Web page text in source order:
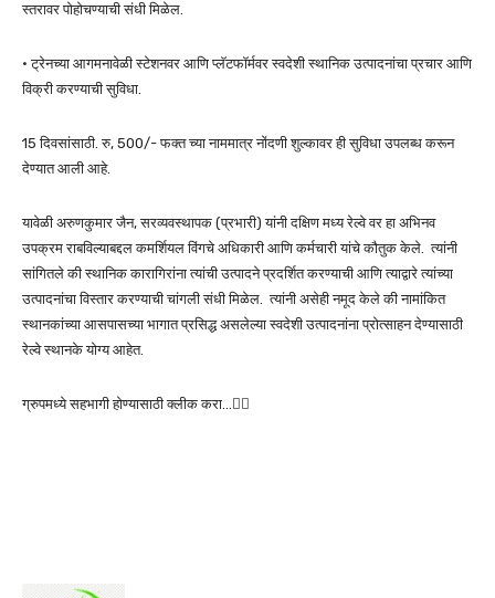
स्तरावर पोहोचण्याची संधी मिळेल.
• ट्रेनच्या आगमनावेळी स्टेशनवर आणि प्लॅटफॉर्मवर स्वदेशी स्थानिक उत्पादनांचा प्रचार आणि
विक्री करण्याची सुविधा.
15 दिवसांसाठी. रु, 500/- फक्त च्या नाममात्र नोंदणी शुल्कावर ही सुविधा उपलब्ध करून
देण्यात आली आहे.
यावेळी अरुणकुमार जैन, सरव्यवस्थापक (प्रभारी) यांनी दक्षिण मध्य रेल्वे वर हा अभिनव
उपक्रम राबविल्याबद्दल कमर्शियल विंगचे अधिकारी आणि कर्मचारी यांचे कौतुक केले. त्यांनी
सांगितले की स्थानिक कारागिरांना त्यांची उत्पादने प्रदर्शित करण्याची आणि त्याद्वारे त्यांच्या
उत्पादनांचा विस्तार करण्याची चांगली संधी मिळेल. त्यांनी असेही नमूद केले की नामांकित
स्थानकांच्या आसपासच्या भागात प्रसिद्ध असलेल्या स्वदेशी उत्पादनांना प्रोत्साहन देण्यासाठी
रेल्वे स्थानके योग्य आहेत.
ग्रुपमध्ये सहभागी होण्यासाठी क्लीक करा…👆🏻